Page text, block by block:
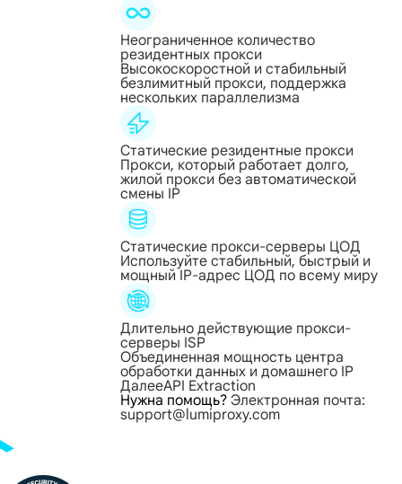
Неограниченное количество
резидентных прокси
Высокоскоростной и стабильный
безлимитный прокси, поддержка
нескольких параллелизма
Статические резидентные прокси
Прокси, который работает долго,
жилой прокси без автоматической
смены IP
Статические прокси-серверы ЦОД
Используйте стабильный, быстрый и
мощный IP-адрес ЦОД по всему миру
Длительно действующие прокси-
серверы ISP
Объединенная мощность центра
обработки данных и домашнего IP
ДалееAPI Extraction
Нужна помощь? Электронная почта:
support@lumiproxy.com